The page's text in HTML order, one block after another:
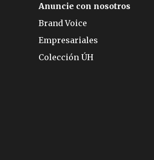
Anuncie con nosotros
Brand Voice
Empresariales
Colección ÚH